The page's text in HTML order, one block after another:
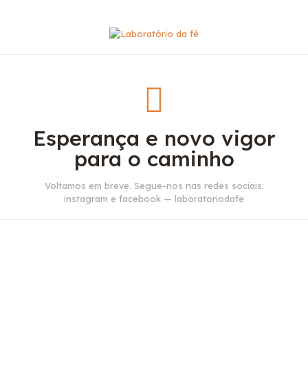
Esperança e novo vigor
para o caminho
Voltamos em breve. Segue-nos nas redes sociais:
instagram e facebook — laboratoriodafe